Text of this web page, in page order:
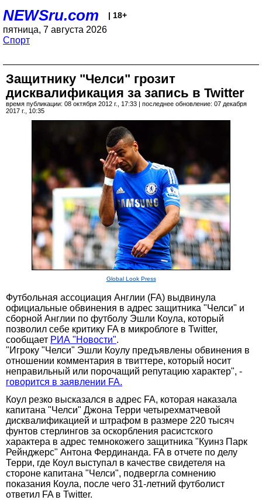
NEWSru.com | 18+
пятница, 7 августа 2026
Спорт
Защитнику "Челси" грозит
дисквалификация за запись в Twitter
время публикации: 08 октября 2012 г., 17:33 | последнее обновление: 07 декабря
2017 г., 10:35
Global Look Press
Футбольная ассоциация Англии (FA) выдвинула
официальные обвинения в адрес защитника "Челси" и
сборной Англии по футболу Эшли Коула, который
позволил себе критику FA в микроблоге в Twitter,
сообщает РИА "Новости".
"Игроку "Челси" Эшли Коулу предъявлены обвинения в
отношении комментария в твиттере, который носит
неправильный или порочащий репутацию характер", -
говорится в заявлении FA.
Коул резко высказался в адрес FA, которая наказала
капитана "Челси" Джона Терри четырехматчевой
дисквалификацией и штрафом в размере 220 тысяч
фунтов стерлингов за оскорбления расистского
характера в адрес темнокожего защитника "Куинз Парк
Рейнджерс" Антона Фердинанда. FA в отчете по делу
Терри, где Коул выступал в качестве свидетеля на
стороне капитана "Челси", подвергла сомнению
показания Коула, после чего 31-летний футболист
ответил FA в Twitter.